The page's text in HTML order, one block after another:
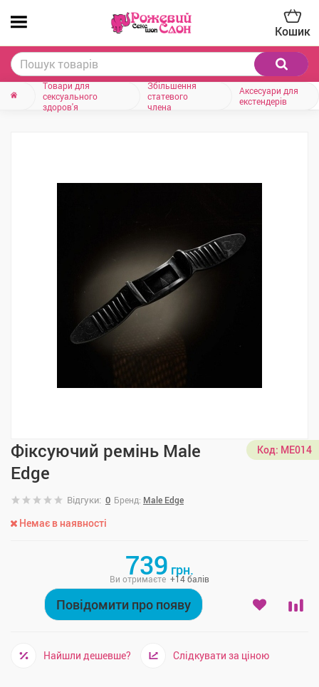
Кошик
Товари для
сексуального
здоров'я
Збільшення
статевого
члена
Аксесуари для
екстендерів
Фіксуючий ремінь Male
Edge
Код: ME014
Відгуки: 0 Бренд: Male Edge
Немає в наявності
739 грн.
Ви отримаєте +14балів
Повідомити про появу
Найшли дешевше? Слідкувати за ціною